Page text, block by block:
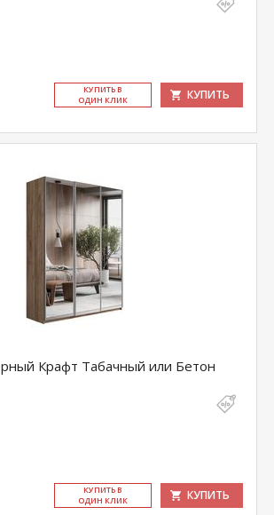
КУ­ПИТЬ В
ОДИН КЛИК
КУПИТЬ
Крафт Табачный или Бетон
КУ­ПИТЬ В
ОДИН КЛИК
КУПИТЬ